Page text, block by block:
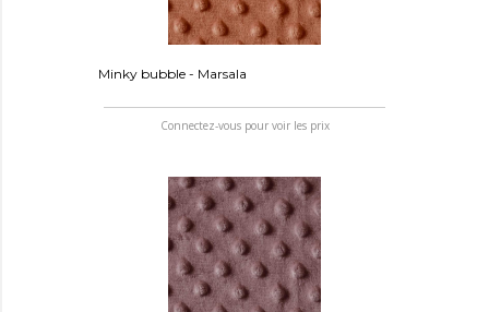
Minky bubble - Marsala
Connectez-vous pour voir les prix